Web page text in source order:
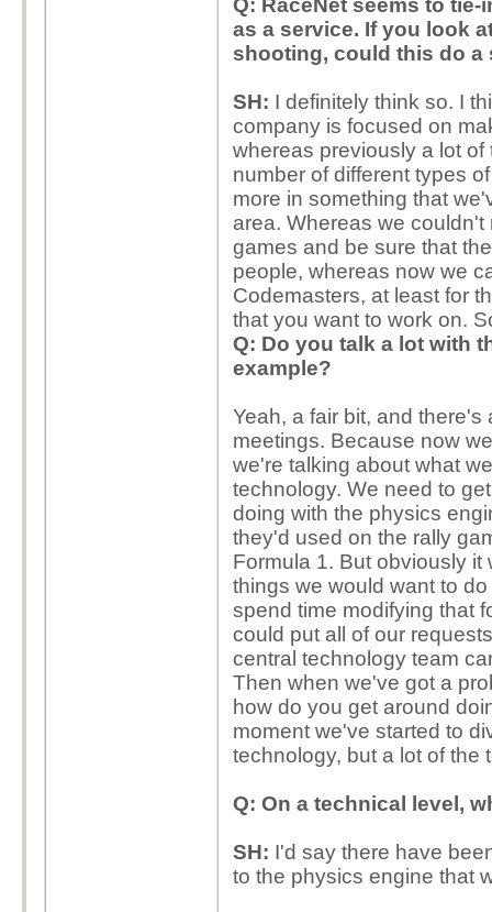
Q: RaceNet seems to
as a service. If you look
shooting, could this do
SH: I definitely think so. I
company is focused on
whereas previously a lot
number of different types
more in something that
area. Whereas we
games and be sure that
people, whereas now we
Codemasters, at least for
that you want to work on.
Q: Do you talk a lot with
example?
Yeah, a fair bit, and
meetings. Because now
we're talking about what
technology. We need to
doing with the physics
they'd used on the rally
Formula 1. But obviously
things we would want to
spend time modifying that
could put all of our
central technology team
Then when we've got a
how do you get around
moment we've started to
technology, but a lot of the
Q: On a technical level,
SH: I'd say there have
to the physics engine that